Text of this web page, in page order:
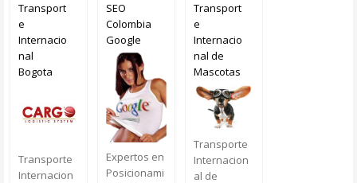
Transport
e
Internacio
nal
Bogota
Transporte
Internacion
SEO
Colombia
Google
Expertos en
Posicionami
Transport
e
Internacio
nal de
Mascotas
Transporte
Internacion
al de